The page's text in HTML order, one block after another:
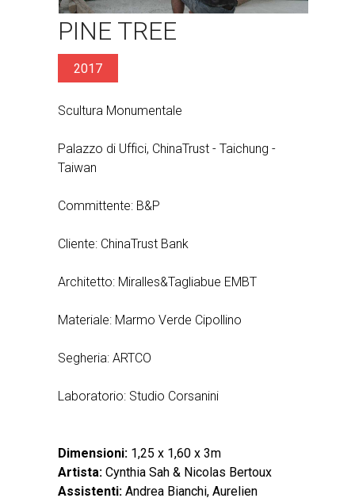
PINE TREE
2017
Scultura Monumentale
Palazzo di Uffici, ChinaTrust - Taichung -
Taiwan
Committente: B&P
Cliente: ChinaTrust Bank
Architetto: Miralles&Tagliabue EMBT
Materiale: Marmo Verde Cipollino
Segheria: ARTCO
Laboratorio: Studio Corsanini
Dimensioni: 1,25 x 1,60 x 3m
Artista: Cynthia Sah & Nicolas Bertoux
Assistenti: Andrea Bianchi, Aurelien